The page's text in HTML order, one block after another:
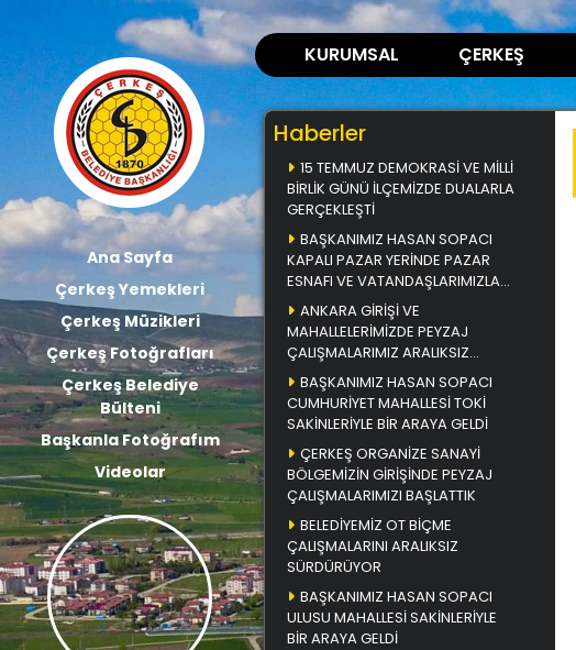
Ana Sayfa
Çerkeş Yemekleri
Çerkeş Müzikleri
Çerkeş Fotoğrafları
Çerkeş Belediye
Bülteni
Başkanla Fotoğrafım
Videolar
KURUMSAL ÇERKEŞ
Haberler
15 TEMMUZ DEMOKRASİ VE MİLLİ
BİRLİK GÜNÜ İLÇEMİZDE DUALARLA
GERÇEKLEŞTİ
BAŞKANIMIZ HASAN SOPACI
KAPALI PAZAR YERİNDE PAZAR
ESNAFI VE VATANDAŞLARIMIZLA
BİR ARAYA GELDİ
ANKARA GİRİŞİ VE
MAHALLELERİMİZDE PEYZAJ
ÇALIŞMALARIMIZ ARALIKSIZ
DEVAM EDİYOR
BAŞKANIMIZ HASAN SOPACI
CUMHURİYET MAHALLESİ TOKİ
SAKİNLERİYLE BİR ARAYA GELDİ
ÇERKEŞ ORGANİZE SANAYİ
BÖLGEMİZİN GİRİŞİNDE PEYZAJ
ÇALIŞMALARIMIZI BAŞLATTIK
BELEDİYEMİZ OT BİÇME
ÇALIŞMALARINI ARALIKSIZ
SÜRDÜRÜYOR
BAŞKANIMIZ HASAN SOPACI
ULUSU MAHALLESİ SAKİNLERİYLE
BİR ARAYA GELDİ